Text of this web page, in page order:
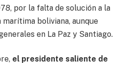
por la falta de solución a la
boliviana, aunque
en La Paz y Santiago.
el presidente saliente de